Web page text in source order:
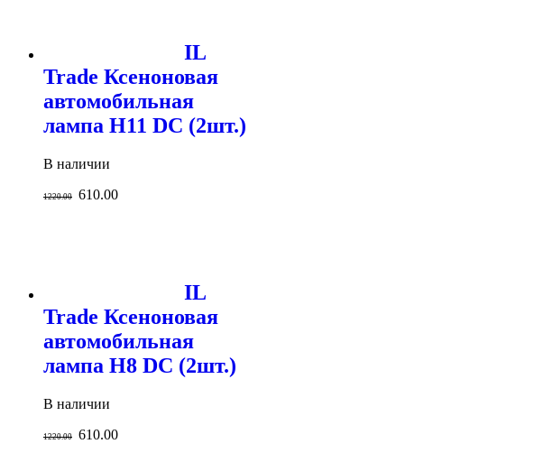
IL
Trade Ксеноновая
автомобильная
лампа H11 DC (2шт.)
В наличии
1220.00 610.00
IL
Trade Ксеноновая
автомобильная
лампа H8 DC (2шт.)
В наличии
1220.00 610.00